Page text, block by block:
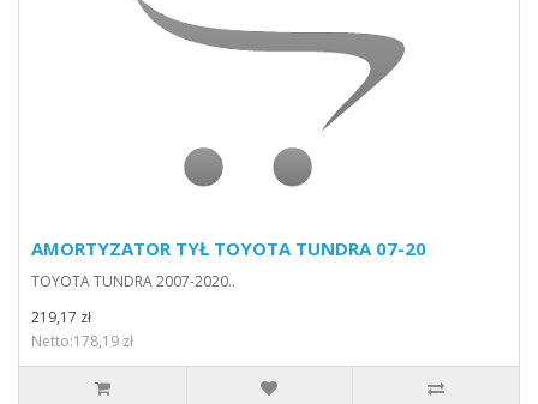
AMORTYZATOR TYŁ TOYOTA TUNDRA 07-20
TOYOTA TUNDRA 2007-2020..
219,17 zł
Netto:178,19 zł